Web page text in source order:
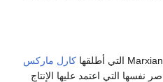
كارل ماركس
نفسها التي اعتمد عليها الإنتاج